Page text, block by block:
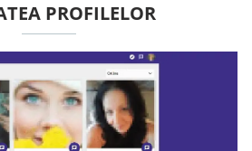
PROFILELOR